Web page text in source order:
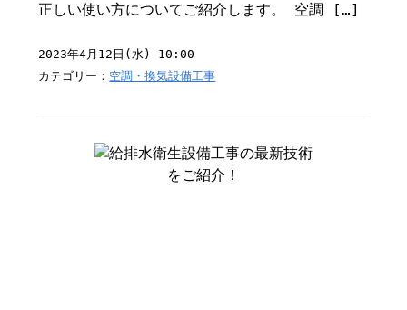
正しい使い方についてご紹介します。 空調 […]
2023年4月12日(水) 10:00
カテゴリー： 空調・換気設備工事